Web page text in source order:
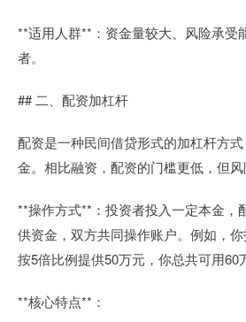
**适用人群**：资金量较大、风险承受
者。
## 二、配资加杠杆
配资是一种民间借贷形式的加杠杆方
金。相比融资，配资的门槛更低，但风
**操作方式**：投资者投入一定本金，
供资金，双方共同操作账户。例如，
按5倍比例提供50万元，你总共可用60
**核心特点**：